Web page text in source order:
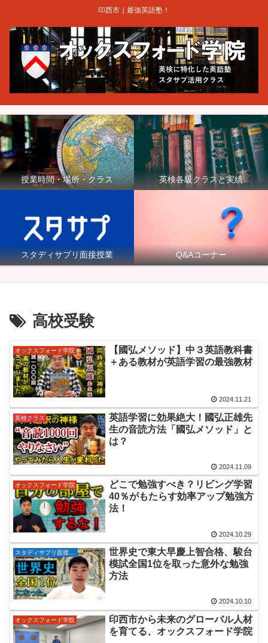
印西市｜最強英語塾！
授業時間・場所・クラス 英検各級クラスと実績
スタディサプリ面接授業 Q&Aコーナー
高校受験
オックスフォード学院
【國弘メソッド】中３英語教科書
＋ある教材が英語学習の最強教材
2024.11.21
英検クラス
英語学習に効果絶大！國弘正雄先
生の音読方法「國弘メソッド」と
は？
2024.11.09
オックスフォード学院
どこで勉強すべき？リビング学習
40％がもたらす効率アップ勉強方
法！
2024.10.29
世界史で東大早慶上智合格、駿台
模試全国1位を取った意外な勉強
方法
2024.10.10
オックスフォード学院
印西市から未来のグローバル人材
を育てる、オックスフォード学院